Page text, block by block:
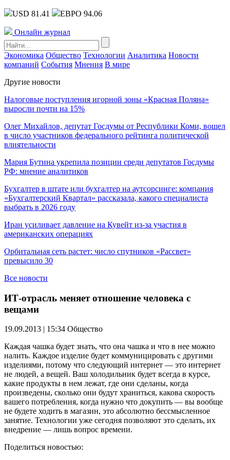
USD 81.41 ЕВРО 94.06
Онлайн журнал
Экономика Общество Технологии Аналитика Новости
компаний События Мнения В мире
Другие новости
Налоговые поступления игорной зоны «Красная Поляна»
выросли почти на 15%
Олег Михайлов, депутат Госдумы от Республики Коми, вошел
в число участников федерального рейтинга политической
влиятельности
Мария Бутина укрепила позиции среди депутатов Госдумы
РФ: мнение аналитиков
Бухгалтер в штате или бухгалтер на аутсорсинге: компания
«Бухгалтерский Квартал» рассказала, какого специалиста
выбрать в 2026 году
Иран усиливает давление на Кувейт из-за участия в
американских операциях
Орбитальная сеть растет: число спутников «Рассвет»
превысило 30
Все новости
ИТ-отрасль меняет отношение человека с
вещами
19.09.2013 | 15:34 Общество
Каждая чашка будет знать, что она чашка и что в нее можно
налить. Каждое изделие будет коммуницировать с другими
изделиями, потому что следующий интернет — это интернет
не людей, а вещей. Ваш холодильник будет всегда в курсе,
какие продукты в нем лежат, где они сделаны, когда
произведены, сколько они будут храниться, какова скорость
вашего потребления, когда нужно что докупить — вы вообще
не будете ходить в магазин, это абсолютно бессмысленное
занятие. Технологии уже сегодня позволяют это сделать, их
внедрение — лишь вопрос времени.
Поделиться новостью: